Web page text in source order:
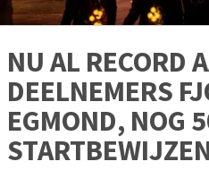
NU AL RECORD
DEELNEMERS
EGMOND, NOG